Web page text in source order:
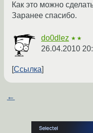
Как это можно
Заранее спасибо.
do0dlez ★★
26.04.2010
Ссылка
←